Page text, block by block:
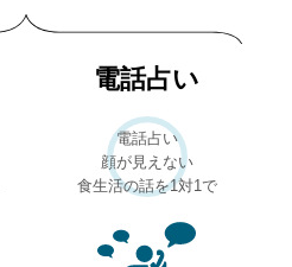
電話占い
電話占い
顔が見えない
食生活の話を1対1で